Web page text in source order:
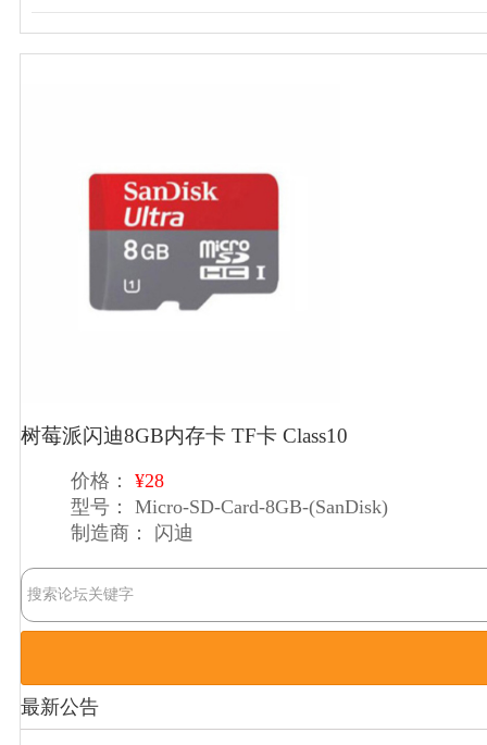
树莓派闪迪8GB内存卡 TF卡 Class10
价格：
¥28
型号：
Micro-SD-Card-8GB-(SanDisk)
制造商：
闪迪
最新公告